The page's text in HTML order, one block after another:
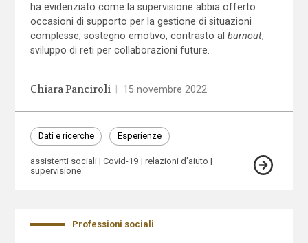
ha evidenziato come la supervisione abbia offerto
occasioni di supporto per la gestione di situazioni
complesse, sostegno emotivo, contrasto al burnout,
sviluppo di reti per collaborazioni future.
Chiara Panciroli | 15 novembre 2022
Dati e ricerche Esperienze
assistenti sociali Covid-19
relazioni d'aiuto
supervisione
Professioni sociali